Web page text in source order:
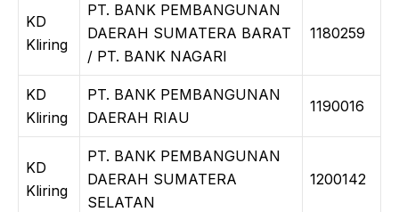
KD
Kliring
PT. BANK PEMBANGUNAN
DAERAH SUMATERA BARAT
/ PT. BANK NAGARI
1180259
KD
Kliring
PT. BANK PEMBANGUNAN
DAERAH RIAU
1190016
KD
Kliring
PT. BANK PEMBANGUNAN
DAERAH SUMATERA
SELATAN
1200142